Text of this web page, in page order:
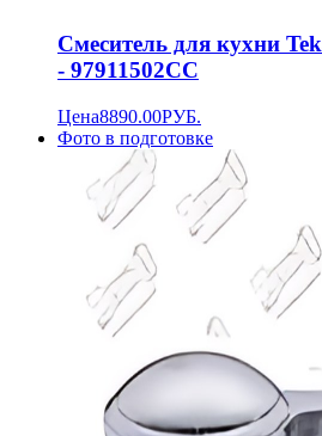
Смеситель для кухни
- 97911502CC
Цена8890.00РУБ.
Фото в подготовке